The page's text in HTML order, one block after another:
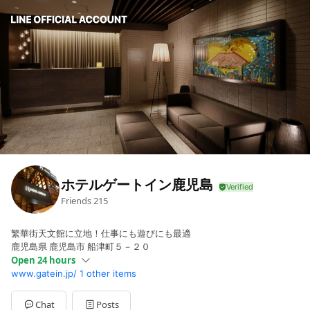
ホテルゲートイン鹿児島
Friends215
繁華街天文館に立地！仕事にも遊びにも最適
鹿児島県 鹿児島市 船津町５－２０
Open 24 hours
SunOpen 24 hours
MonOpen 24 hours
TueOpen 24 hours
www.gatein.jp/ 1 other items
Chat Posts